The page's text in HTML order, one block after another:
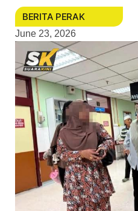
BERITA PERAK
June 23, 2026